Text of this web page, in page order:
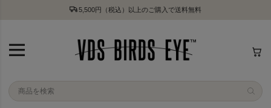
5,500円（税込）以上のご購入で送料無料